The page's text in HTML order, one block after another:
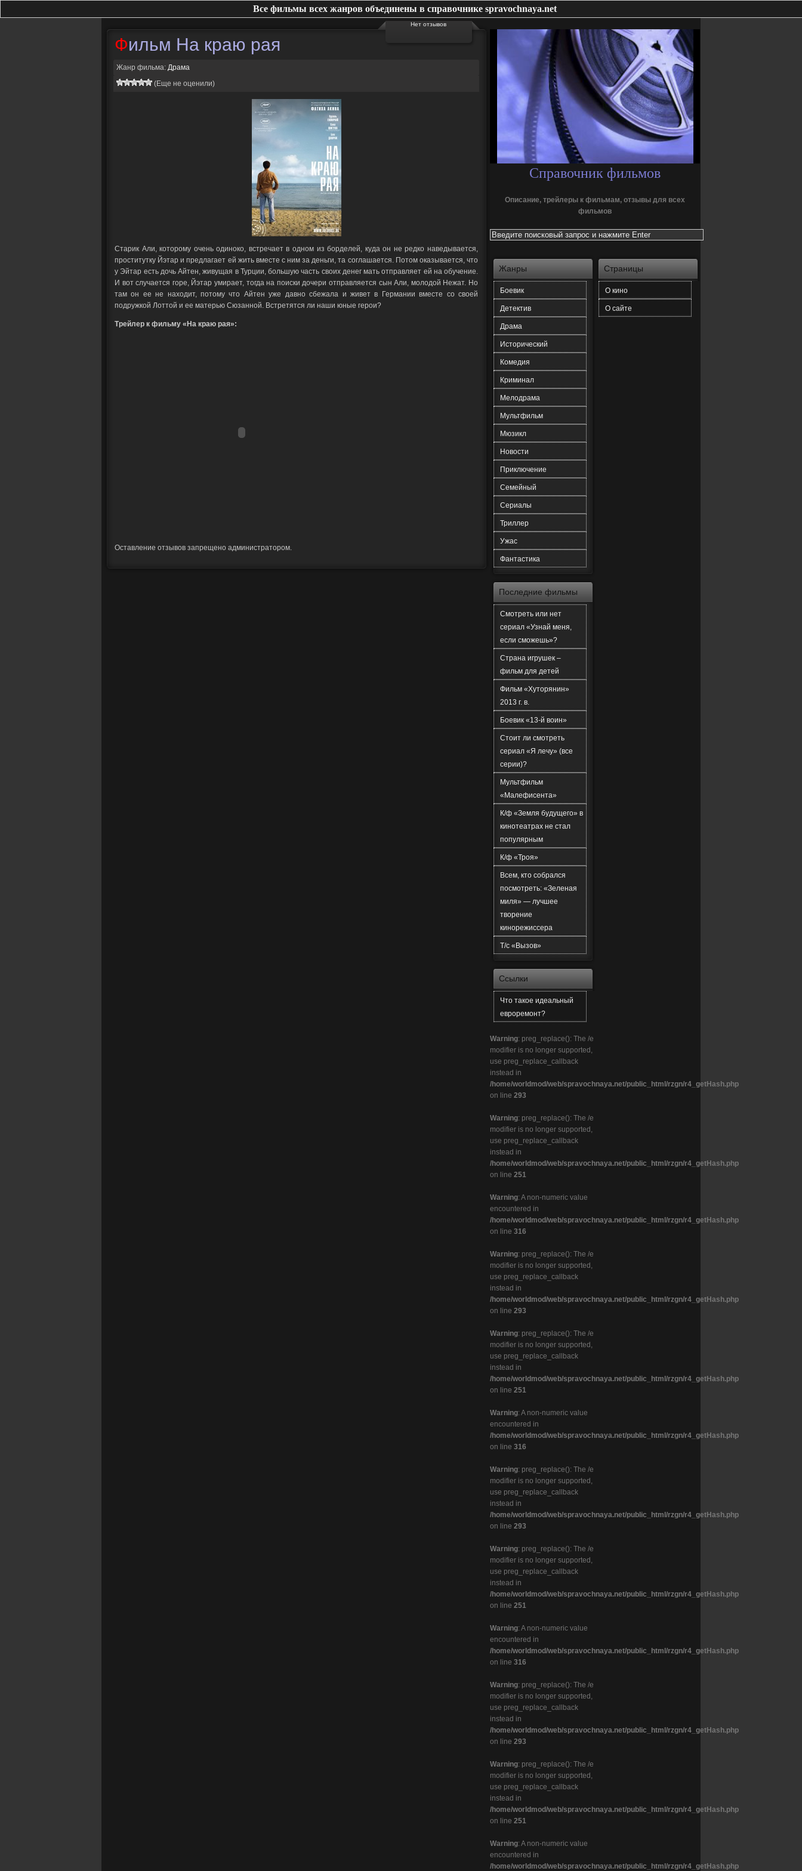
Все фильмы всех жанров объединены в справочнике spravochnaya.net
Нет отзывов
Фильм На краю рая
Жанр фильма: Драма
(Еще не оценили)
Старик Али, которому очень одиноко, встречает в одном из борделей, куда он не редко наведывается,
проститутку Йэтар и предлагает ей жить вместе с ним за деньги, та соглашается. Потом оказывается, что
у Эйтар есть дочь Айтен, живущая в Турции, большую часть своих денег мать отправляет ей на обучение.
И вот случается горе, Йэтар умирает, тогда на поиски дочери отправляется сын Али, молодой Нежат. Но
там он ее не находит, потому что Айтен уже давно сбежала и живет в Германии вместе со своей
подружкой Лоттой и ее матерью Сюзанной. Встретятся ли наши юные герои?
Трейлер к фильму «На краю рая»:
Оставление отзывов запрещено администратором.
Справочник фильмов
Описание, трейлеры к фильмам, отзывы для всех
фильмов
Жанры
Боевик
Детектив
Драма
Исторический
Комедия
Криминал
Мелодрама
Мультфильм
Мюзикл
Новости
Приключение
Семейный
Сериалы
Триллер
Ужас
Фантастика
Последние фильмы
Смотреть или нет
сериал «Узнай меня,
если сможешь»?
Страна игрушек –
фильм для детей
Фильм «Хуторянин»
2013 г. в.
Боевик «13-й воин»
Стоит ли смотреть
сериал «Я лечу» (все
серии)?
Мультфильм
«Малефисента»
К/ф «Земля будущего» в
кинотеатрах не стал
популярным
К/ф «Троя»
Всем, кто собрался
посмотреть: «Зеленая
миля» — лучшее
творение
кинорежиссера
Т/с «Вызов»
Ссылки
Что такое идеальный
евроремонт?
Warning: preg_replace(): The /e
modifier is no longer supported,
use preg_replace_callback
instead in
/home/worldmod/web/spravochnaya.net/public_html/rzgn/r4_getHash.php
on line 293
Warning: preg_replace(): The /e
modifier is no longer supported,
use preg_replace_callback
instead in
/home/worldmod/web/spravochnaya.net/public_html/rzgn/r4_getHash.php
on line 251
Warning: A non-numeric value
encountered in
/home/worldmod/web/spravochnaya.net/public_html/rzgn/r4_getHash.php
on line 316
Warning: preg_replace(): The /e
modifier is no longer supported,
use preg_replace_callback
instead in
/home/worldmod/web/spravochnaya.net/public_html/rzgn/r4_getHash.php
on line 293
Warning: preg_replace(): The /e
modifier is no longer supported,
use preg_replace_callback
instead in
/home/worldmod/web/spravochnaya.net/public_html/rzgn/r4_getHash.php
on line 251
Warning: A non-numeric value
encountered in
/home/worldmod/web/spravochnaya.net/public_html/rzgn/r4_getHash.php
on line 316
Warning: preg_replace(): The /e
modifier is no longer supported,
use preg_replace_callback
instead in
/home/worldmod/web/spravochnaya.net/public_html/rzgn/r4_getHash.php
on line 293
Warning: preg_replace(): The /e
modifier is no longer supported,
use preg_replace_callback
instead in
/home/worldmod/web/spravochnaya.net/public_html/rzgn/r4_getHash.php
on line 251
Warning: A non-numeric value
encountered in
/home/worldmod/web/spravochnaya.net/public_html/rzgn/r4_getHash.php
on line 316
Warning: preg_replace(): The /e
modifier is no longer supported,
use preg_replace_callback
instead in
/home/worldmod/web/spravochnaya.net/public_html/rzgn/r4_getHash.php
on line 293
Warning: preg_replace(): The /e
modifier is no longer supported,
use preg_replace_callback
instead in
/home/worldmod/web/spravochnaya.net/public_html/rzgn/r4_getHash.php
on line 251
Warning: A non-numeric value
encountered in
/home/worldmod/web/spravochnaya.net/public_html/rzgn/r4_getHash.php
Страницы
О кино
О сайте